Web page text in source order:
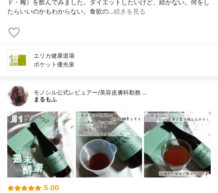
ド・梅）を飲んでみました。ダイエットしたいけど、続かない。何をし
たらいいのかもわからない。食欲の…続きを見る
エリカ健康道場
ポケット優光泉
モノシル公式レビュアー/美容皮膚科勤務 …
まるもふ
5.00